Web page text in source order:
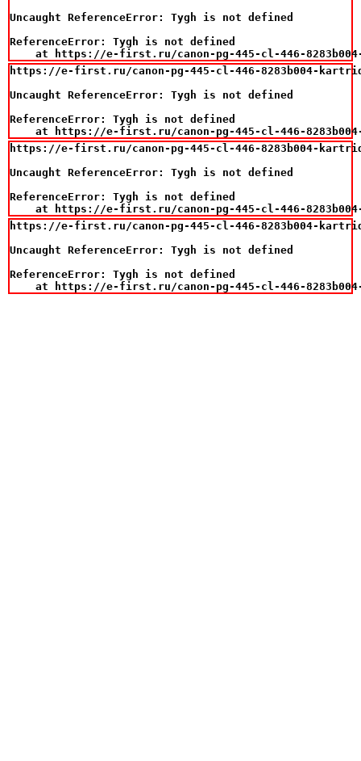
Uncaught ReferenceError: Tygh is not defined
ReferenceError: Tygh is not defined
at https://e-first.ru/canon-pg-445-cl-446-
https://e-first.ru/canon-pg-445-cl-446-8283b004-
Uncaught ReferenceError: Tygh is not defined
ReferenceError: Tygh is not defined
at https://e-first.ru/canon-pg-445-cl-446-
https://e-first.ru/canon-pg-445-cl-446-8283b004-
Uncaught ReferenceError: Tygh is not defined
ReferenceError: Tygh is not defined
at https://e-first.ru/canon-pg-445-cl-446-
https://e-first.ru/canon-pg-445-cl-446-8283b004-
Uncaught ReferenceError: Tygh is not defined
ReferenceError: Tygh is not defined
at https://e-first.ru/canon-pg-445-cl-446-